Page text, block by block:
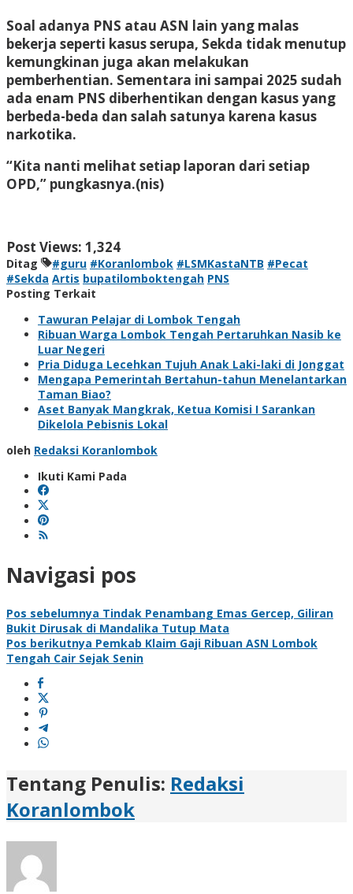
Soal adanya PNS atau ASN lain yang malas
bekerja seperti kasus serupa, Sekda tidak menutup
kemungkinan juga akan melakukan
pemberhentian. Sementara ini sampai 2025 sudah
ada enam PNS diberhentikan dengan kasus yang
berbeda-beda dan salah satunya karena kasus
narkotika.
“Kita nanti melihat setiap laporan dari setiap
OPD,” pungkasnya.(nis)
Post Views: 1,324
Ditag #guru #Koranlombok #LSMKastaNTB #Pecat
#Sekda Artis bupatilomboktengah PNS
Posting Terkait
Tawuran Pelajar di Lombok Tengah
Ribuan Warga Lombok Tengah Pertaruhkan Nasib ke
Luar Negeri
Pria Diduga Lecehkan Tujuh Anak Laki-laki di Jonggat
Mengapa Pemerintah Bertahun-tahun Menelantarkan
Taman Biao?
Aset Banyak Mangkrak, Ketua Komisi I Sarankan
Dikelola Pebisnis Lokal
oleh Redaksi Koranlombok
Ikuti Kami Pada
Navigasi pos
Pos sebelumnya Tindak Penambang Emas Gercep, Giliran
Bukit Dirusak di Mandalika Tutup Mata
Pos berikutnya Pemkab Klaim Gaji Ribuan ASN Lombok
Tengah Cair Sejak Senin
Tentang Penulis: Redaksi
Koranlombok